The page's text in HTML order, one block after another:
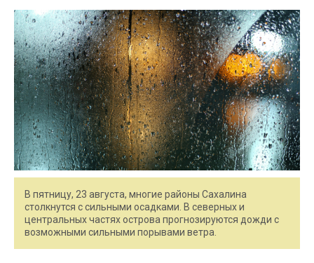
В пятницу, 23 августа, многие районы Сахалина
столкнутся с сильными осадками. В северных и
центральных частях острова прогнозируются дожди с
возможными сильными порывами ветра.